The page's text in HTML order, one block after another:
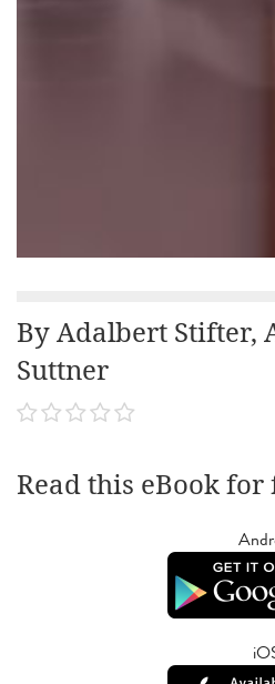
By Adalbert Stifter,
Suttner
Read this eBook